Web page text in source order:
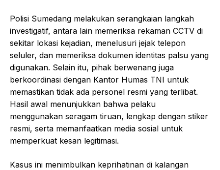
Polisi Sumedang melakukan serangkaian langkah
investigatif, antara lain memeriksa rekaman CCTV di
sekitar lokasi kejadian, menelusuri jejak telepon
seluler, dan memeriksa dokumen identitas palsu yang
digunakan. Selain itu, pihak berwenang juga
berkoordinasi dengan Kantor Humas TNI untuk
memastikan tidak ada personel resmi yang terlibat.
Hasil awal menunjukkan bahwa pelaku
menggunakan seragam tiruan, lengkap dengan stiker
resmi, serta memanfaatkan media sosial untuk
memperkuat kesan legitimasi.
Kasus ini menimbulkan keprihatinan di kalangan